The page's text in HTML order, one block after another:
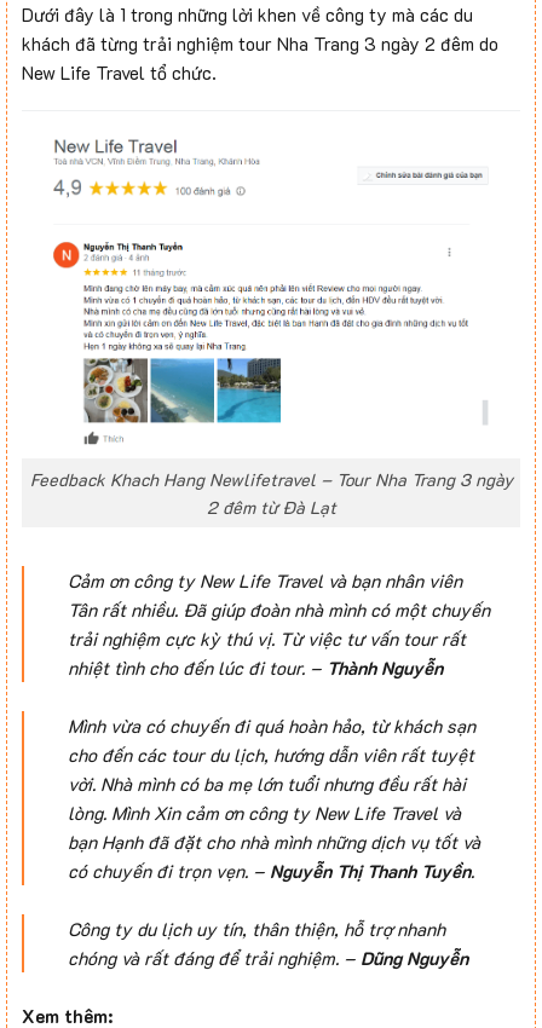
Dưới đây là 1 trong những lời khen về công ty mà các du
khách đã từng trải nghiệm tour Nha Trang 3 ngày 2 đêm do
New Life Travel tổ chức.
Feedback Khach Hang Newlifetravel – Tour Nha Trang 3 ngày
2 đêm từ Đà Lạt
Cảm ơn công ty New Life Travel và bạn nhân viên
Tân rất nhiều. Đã giúp đoàn nhà mình có một chuyến
trải nghiệm cực kỳ thú vị. Từ việc tư vấn tour rất
nhiệt tình cho đến lúc đi tour. – Thành Nguyễn
Mình vừa có chuyến đi quá hoàn hảo, từ khách sạn
cho đến các tour du lịch, hướng dẫn viên rất tuyệt
vời. Nhà mình có ba mẹ lớn tuổi nhưng đều rất hài
lòng. Mình Xin cảm ơn công ty New Life Travel và
bạn Hạnh đã đặt cho nhà mình những dịch vụ tốt và
có chuyến đi trọn vẹn. – Nguyễn Thị Thanh Tuyền.
Công ty du lịch uy tín, thân thiện, hỗ trợ nhanh
chóng và rất đáng để trải nghiệm. – Dũng Nguyễn
Xem thêm: